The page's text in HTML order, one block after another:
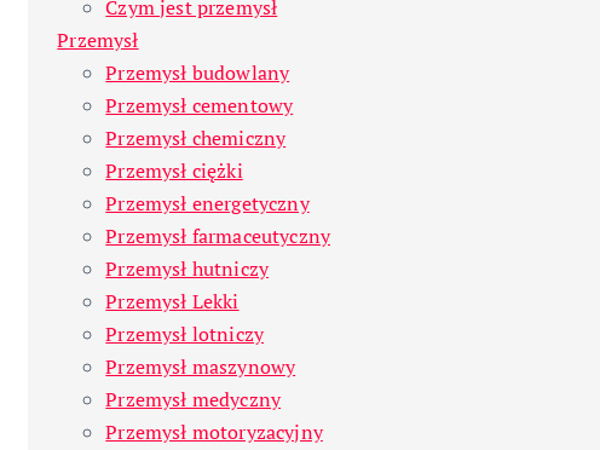
Czym jest przemysł
Przemysł
Przemysł budowlany
Przemysł cementowy
Przemysł chemiczny
Przemysł ciężki
Przemysł energetyczny
Przemysł farmaceutyczny
Przemysł hutniczy
Przemysł Lekki
Przemysł lotniczy
Przemysł maszynowy
Przemysł medyczny
Przemysł motoryzacyjny